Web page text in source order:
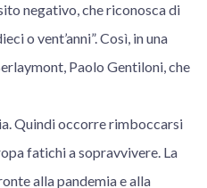
negativo, che riconosca di
o vent’anni”. Così, in una
Paolo Gentiloni, che
Quindi occorre rimboccarsi
fatichi a sopravvivere. La
alla pandemia e alla